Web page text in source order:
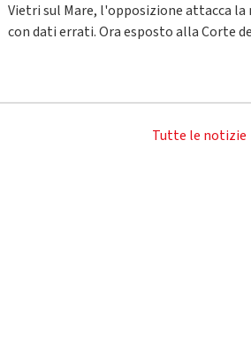
Vietri sul Mare, l'opposizione attacca
con dati errati. Ora esposto alla Corte
Tutte le notizie